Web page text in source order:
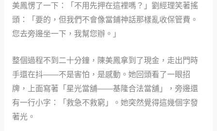
美鳳愣了一下：「不用先押在這裡嗎？」劉經理笑著搖
頭：「要的，但我們不會像當鋪神話那樣亂收保管費。
您去旁邊坐一下，我幫您辦。」
整個過程不到二十分鐘，陳美鳳拿到了現金，走出門時
手還在抖——不是害怕，是感動。她回頭看了一眼招
牌，上面寫著「星光當舖——基隆合法當舖」，旁邊還
有一行小字：「救急不救窮」。她突然覺得這幾個字發
著光。